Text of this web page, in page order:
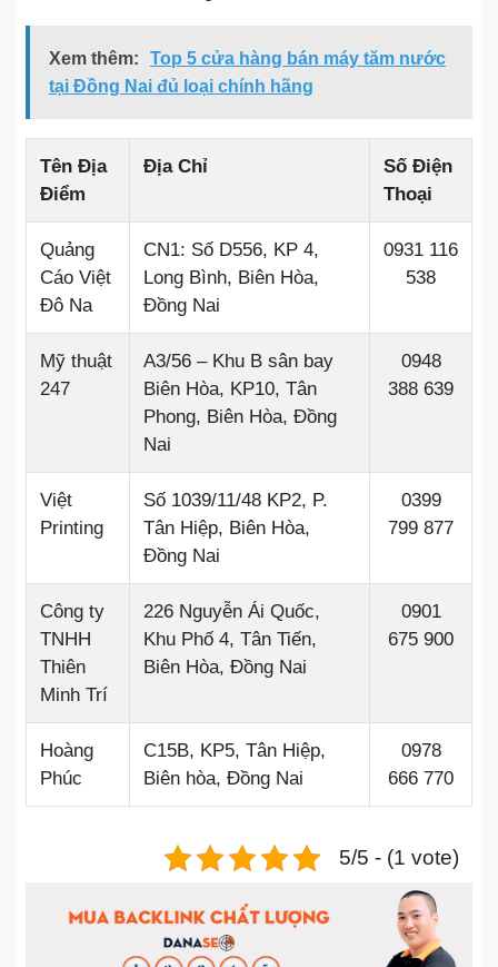
Xem thêm:
Top 5 cửa hàng bán máy tăm nước
tại Đồng Nai đủ loại chính hãng
Tên Địa
Điểm
Địa Chỉ
Số Điện
Thoại
Quảng
Cáo Việt
Đô Na
CN1: Số D556, KP 4,
Long Bình, Biên Hòa,
Đồng Nai
0931 116
538
Mỹ thuật
247
A3/56 – Khu B sân bay
Biên Hòa, KP10, Tân
Phong, Biên Hòa, Đồng
Nai
0948
388 639
Việt
Printing
Số 1039/11/48 KP2, P.
Tân Hiệp, Biên Hòa,
Đồng Nai
0399
799 877
Công ty
TNHH
Thiên
Minh Trí
226 Nguyễn Ái Quốc,
Khu Phố 4, Tân Tiến,
Biên Hòa, Đồng Nai
0901
675 900
Hoàng
Phúc
C15B, KP5, Tân Hiệp,
Biên hòa, Đồng Nai
0978
666 770
5/5 - (1 vote)